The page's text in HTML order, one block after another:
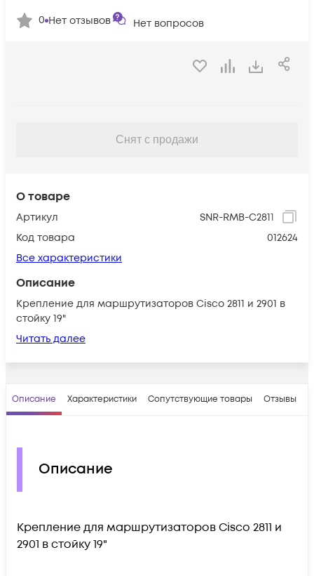
О товаре
Артикул
SNR-RMB-C2811
Код товара
012624
Все характеристики
Описание
Крепление для маршрутизаторов Cisco 2811 и 2901 в
стойку 19"
Читать далее
0 Нет отзывов Нет вопросов
Снят с продажи
Описание Характеристики Сопутствующие товары Отзывы
Описание
Крепление для маршрутизаторов Cisco 2811 и
2901 в стойку 19"